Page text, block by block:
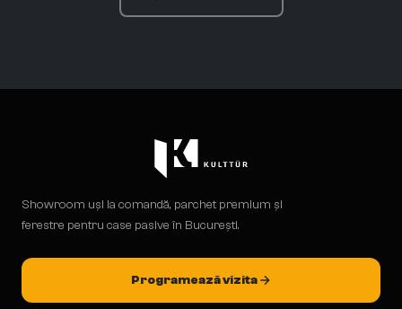
Showroom uși la comandă, parchet premium și
ferestre pentru case pasive în București.
Programează vizita